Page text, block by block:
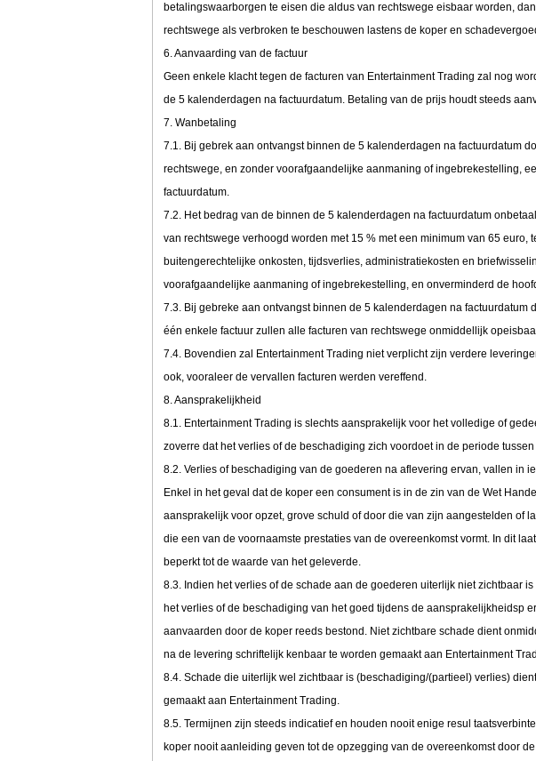
betalingswaarborgen te eisen die aldus van rechtswege eisbaar worden,
rechtswege als verbroken te beschouwen lastens de koper en
6. Aanvaarding van de factuur
Geen enkele klacht tegen de facturen van Entertainment Trading zal nog
de 5 kalenderdagen na factuurdatum. Betaling van de prijs houdt steeds
7. Wanbetaling
7.1. Bij gebrek aan ontvangst binnen de 5 kalenderdagen na factuurdatum
rechtswege, en zonder voorafgaandelijke aanmaning of ingebrekestelling,
factuurdatum.
7.2. Het bedrag van de binnen de 5 kalenderdagen na factuurdatum
van rechtswege verhoogd worden met 15 % met een minimum van 65
buitengerechtelijke onkosten, tijdsverlies, administratiekosten en
voorafgaandelijke aanmaning of ingebrekestelling, en onverminderd de
7.3. Bij gebreke aan ontvangst binnen de 5 kalenderdagen na factuurdatum
één enkele factuur zullen alle facturen van rechtswege onmiddellijk
7.4. Bovendien zal Entertainment Trading niet verplicht zijn verdere
ook, vooraleer de vervallen facturen werden vereffend.
8. Aansprakelijkheid
8.1. Entertainment Trading is slechts aansprakelijk voor het volledige of
zoverre dat het verlies of de beschadiging zich voordoet in de periode
8.2. Verlies of beschadiging van de goederen na aflevering ervan, vallen in
Enkel in het geval dat de koper een consument is in de zin van de Wet
aansprakelijk voor opzet, grove schuld of door die van zijn aangestelden of
die een van de voornaamste prestaties van de overeenkomst vormt. In dit
beperkt tot de waarde van het geleverde.
8.3. Indien het verlies of de schade aan de goederen uiterlijk niet zichtbaar
het verlies of de beschadiging van het goed tijdens de aansprakelijkheidsp
aanvaarden door de koper reeds bestond. Niet zichtbare schade dient
na de levering schriftelijk kenbaar te worden gemaakt aan Entertainment
8.4. Schade die uiterlijk wel zichtbaar is (beschadiging/(partieel) verlies)
gemaakt aan Entertainment Trading.
8.5. Termijnen zijn steeds indicatief en houden nooit enige resul
koper nooit aanleiding geven tot de opzegging van de overeenkomst door